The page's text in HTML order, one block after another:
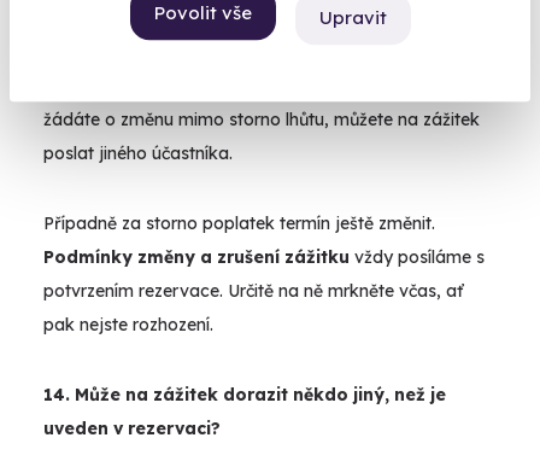
Povolit vše Upravit
nám jen vědět - mailem, na chatu, telefonicky
žádáte o změnu mimo storno lhůtu, můžete na zážitek
poslat jiného účastníka.
Případně za storno poplatek termín ještě změnit.
Podmínky změny a zrušení zážitku vždy posíláme s
potvrzením rezervace. Určitě na ně mrkněte včas, ať
pak nejste rozhození.
14. Může na zážitek dorazit někdo jiný, než je
uveden v rezervaci?